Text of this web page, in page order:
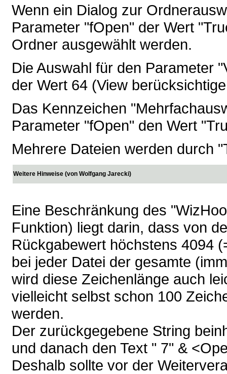
Wenn ein Dialog zur
Parameter "fOpen" der Wert
Ordner ausgewählt werden.
Die Auswahl für den Parameter
der Wert 64 (View
Das Kennzeichen
Parameter "fOpen" den Wert
Mehrere Dateien werden durch
Weitere Hinweise (von Wolfgang Jarecki)
Eine Beschränkung des
Funktion) liegt darin, dass von
Rückgabewert höchstens 4094
bei jeder Datei der gesamte
wird diese Zeichenlänge auch
vielleicht selbst schon 100
werden.
Der zurückgegebene String
und danach den Text " 7" &
Deshalb sollte vor der